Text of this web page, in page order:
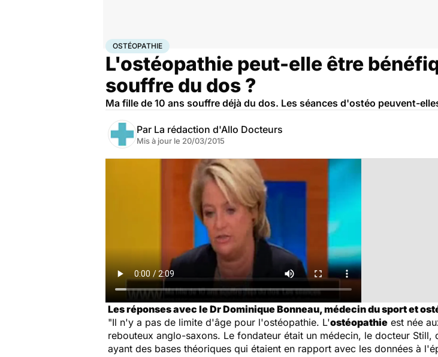
AccueilSantéOstéopathie
OSTÉOPATHIE
L'ostéopathie peut-elle être
souffre du dos ?
Ma fille de 10 ans souffre déjà du dos. Les séances d'ostéo peuvent-
Par La rédaction d'Allo Docteurs
Mis à jour le 20/03/2015
Les réponses avec le Dr Dominique Bonneau, médecin du sport et
"Il n'y a pas de limite d'âge pour l'ostéopathie. L'ostéopathie est née
rebouteux anglo-saxons. Le fondateur était un médecin, le docteur
ayant des bases théoriques qui étaient en rapport avec les données à